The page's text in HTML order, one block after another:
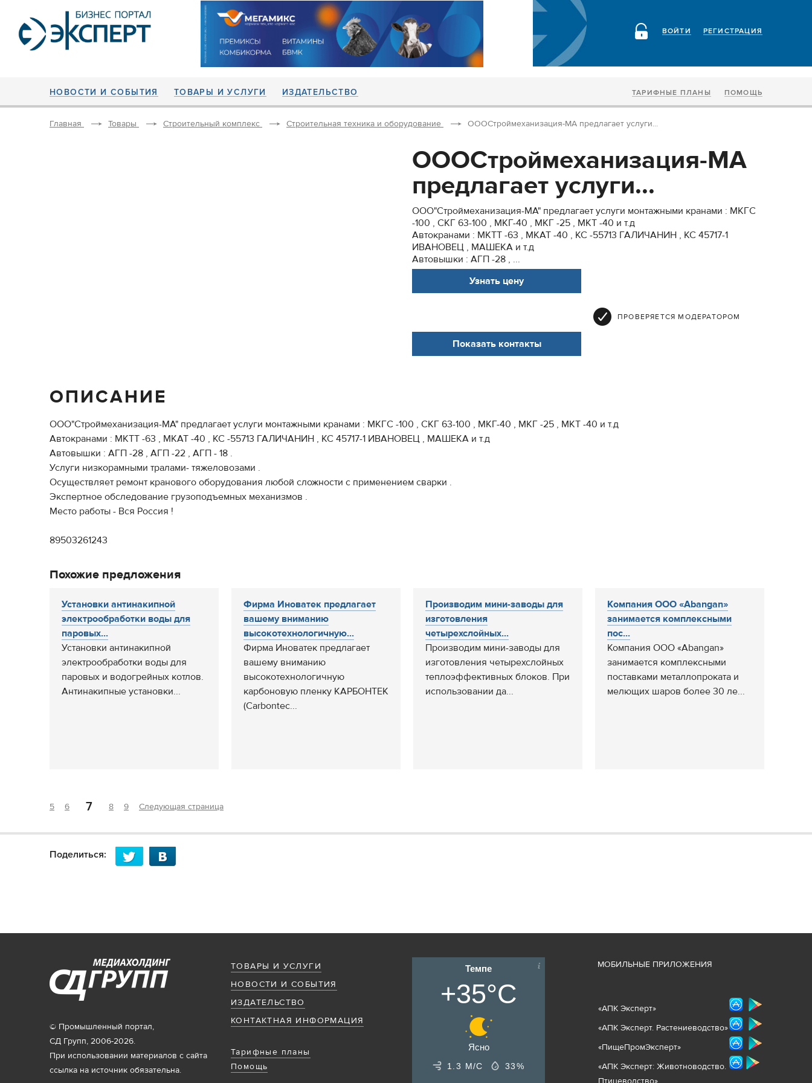
РЕГИСТРАЦИЯ
ВОЙТИ
НОВОСТИ И СОБЫТИЯ ТОВАРЫ И УСЛУГИ ИЗДАТЕЛЬСТВО ТАРИФНЫЕ ПЛАНЫ ПОМОЩЬ
Главная Товары Строительный комплекс Строительная техника и оборудование ОООСтроймеханизация-МА предлагает услуги...
ОООСтроймеханизация-МА
предлагает услуги...
ООО"Строймеханизация-МА" предлагает услуги монтажными кранами : МКГС
-100 , СКГ 63-100 , МКГ-40 , МКГ -25 , МКТ -40 и т.д
Автокранами : МКТТ -63 , МКАТ -40 , КС -55713 ГАЛИЧАНИН , КС 45717-1
ИВАНОВЕЦ , МАШЕКА и т.д
Автовышки : АГП -28 , ...
Узнать цену
ПРОВЕРЯЕТСЯ МОДЕРАТОРОМ
Показать контакты
ОПИСАНИЕ
ООО"Строймеханизация-МА" предлагает услуги монтажными кранами : МКГС -100 , СКГ 63-100 , МКГ-40 , МКГ -25 , МКТ -40 и т.д
Автокранами : МКТТ -63 , МКАТ -40 , КС -55713 ГАЛИЧАНИН , КС 45717-1 ИВАНОВЕЦ , МАШЕКА и т.д
Автовышки : АГП -28 , АГП -22 , АГП - 18 .
Услуги низкорамными тралами- тяжеловозами .
Осуществляет ремонт кранового оборудования любой сложности с применением сварки .
Экспертное обследование грузоподъемных механизмов .
Место работы - Вся Россия !
89503261243
Похожие предложения
Установки антинакипной
электрообработки воды для
паровых...
Установки антинакипной
электрообработки воды для
паровых и водогрейных котлов.
Антинакипные установки...
Фирма Иноватек предлагает
вашему вниманию
высокотехнологичную...
Фирма Иноватек предлагает
вашему вниманию
высокотехнологичную
карбоновую пленку КАРБОНТЕК
(Carbontec...
Производим мини-заводы для
изготовления
четырехслойных...
Производим мини-заводы для
изготовления четырехслойных
теплоэффективных блоков. При
использовании да...
Компания ООО «Abangan»
занимается комплексными
пос...
Компания ООО «Abangan»
занимается комплексными
поставками металлопроката и
мелющих шаров более 30 ле...
5 6 7 8 9 Следующая страница
Поделиться:
ТОВАРЫ И УСЛУГИ
НОВОСТИ И СОБЫТИЯ
ИЗДАТЕЛЬСТВО
КОНТАКТНАЯ ИНФОРМАЦИЯ
Тарифные планы
Помощь
© Промышленный портал,
СД Групп, 2006-2026.
При использовании материалов с сайта
ссылка на источник обязательна.
Темпе
+35°C
Ясно
1.3 М/С 33%
МОБИЛЬНЫЕ ПРИЛОЖЕНИЯ
«АПК Эксперт»
«АПК Эксперт. Растениеводство»
«ПищеПромЭксперт»
«АПК Эксперт: Животноводство.